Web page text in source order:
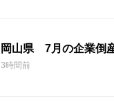
岡山県 7月の企業倒
3時間前